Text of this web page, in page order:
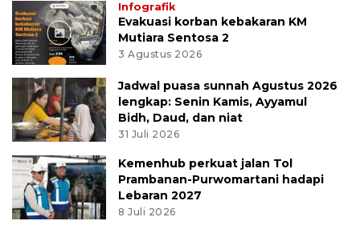
Infografik
Evakuasi korban kebakaran KM
Mutiara Sentosa 2
3 Agustus 2026
Jadwal puasa sunnah Agustus 2026
lengkap: Senin Kamis, Ayyamul
Bidh, Daud, dan niat
31 Juli 2026
Kemenhub perkuat jalan Tol
Prambanan-Purwomartani hadapi
Lebaran 2027
8 Juli 2026